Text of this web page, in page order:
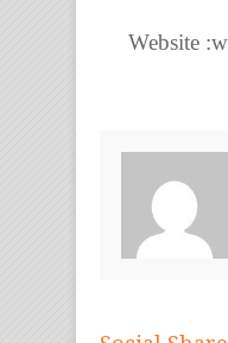
Website